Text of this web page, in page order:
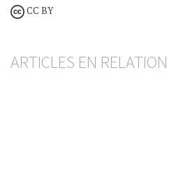
CC BY
ARTICLES EN RELATION